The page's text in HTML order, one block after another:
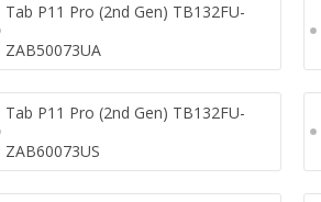
Tab P11 Pro (2nd Gen) TB132FU-
ZAB50073UA
Tab P11 Pro (2nd Gen) TB132FU-
ZAB60073US